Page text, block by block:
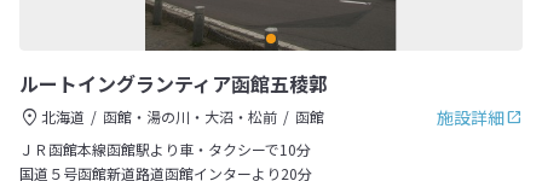
ルートイングランティア函館五稜郭
施設詳細
北海道 函館・湯の川・大沼・松前
函館
ＪＲ函館本線函館駅より車・タクシーで10分
国道５号函館新道路道函館インターより20分